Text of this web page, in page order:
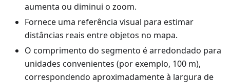
aumenta ou diminui o zoom.
Fornece uma referência visual para estimar
distâncias reais entre objetos no mapa.
O comprimento do segmento é arredondado para
unidades convenientes (por exemplo, 100 m),
correspondendo aproximadamente à largura de